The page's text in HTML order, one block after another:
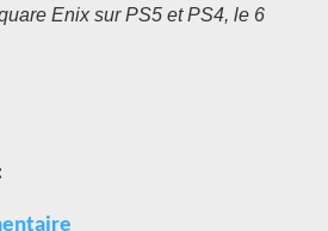
Enix sur PS5 et PS4, le 6